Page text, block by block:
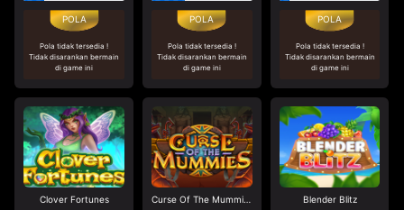
Pola tidak tersedia !
Tidak disarankan bermain
di game ini
Pola tidak tersedia !
Tidak disarankan bermain
di game ini
Pola tidak tersedia !
Tidak disarankan bermain
di game ini
Clover Fortunes Curse Of The Mummies Blender Blitz